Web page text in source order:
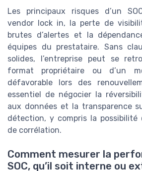
Les principaux risques d’un
vendor lock in, la perte de
brutes d’alertes et la
équipes du prestataire. Sans
solides, l’entreprise peut se
format propriétaire ou d’un
défavorable lors des
essentiel de négocier la
aux données et la transparence
détection, y compris la possibilité
de corrélation.
Comment mesurer la
SOC, qu’il soit interne ou